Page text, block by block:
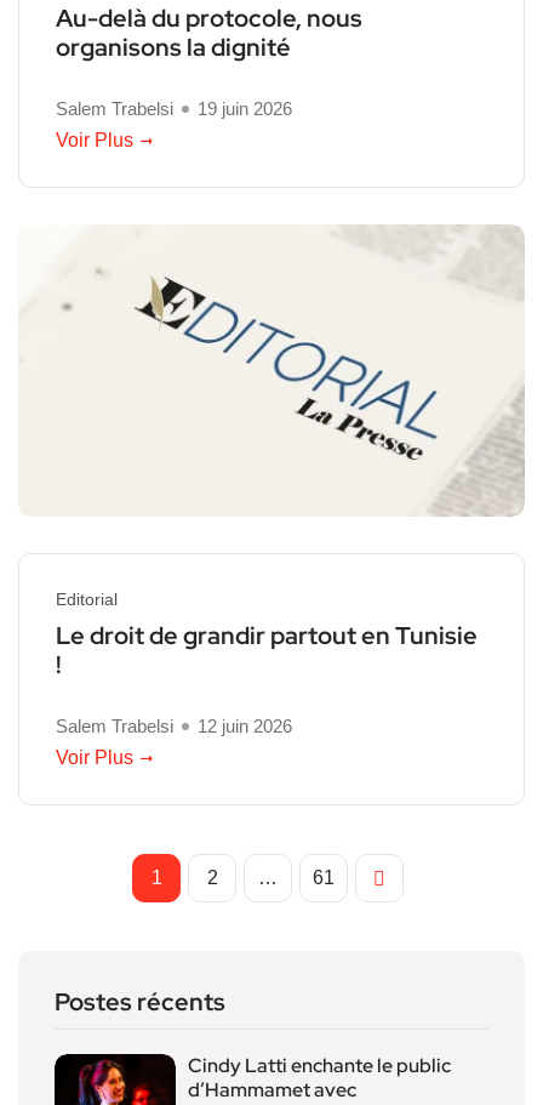
Au-delà du protocole, nous
organisons la dignité
Salem Trabelsi
19 juin 2026
Voir Plus
Editorial
Le droit de grandir partout en Tunisie
!
Salem Trabelsi
12 juin 2026
Voir Plus
1 2 … 61
Postes récents
Cindy Latti enchante le public
d’Hammamet avec